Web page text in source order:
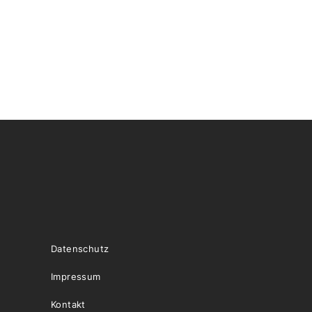
Datenschutz
Impressum
Kontakt